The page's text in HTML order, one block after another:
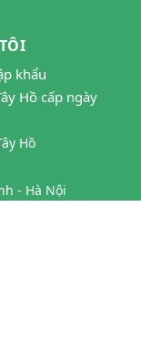
khẩu
Hồ cấp ngày
Hồ
- Hà Nội